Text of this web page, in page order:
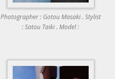
Photographer : Gotou Masaki . Stylist
: Satou Taiki . Model :